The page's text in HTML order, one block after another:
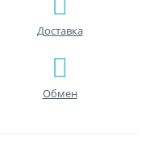
Доставка
Обмен